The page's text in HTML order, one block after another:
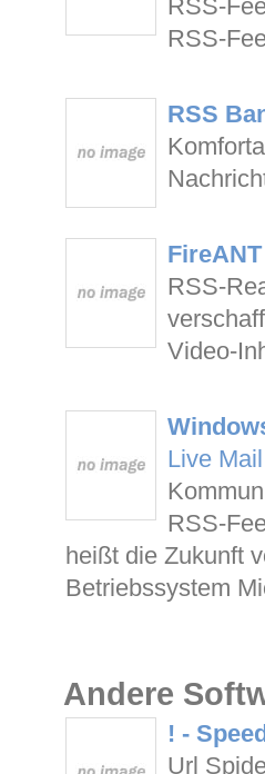
RSS-
RSS-
RSS
RSS-
Video-
Live
RSS-
heißt die Zukunft
Betriebssystem
Andere
! -
Url